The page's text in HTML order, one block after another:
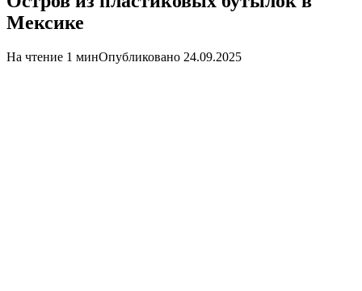
Мексике
На чтение 1 минОпубликовано 24.09.2025